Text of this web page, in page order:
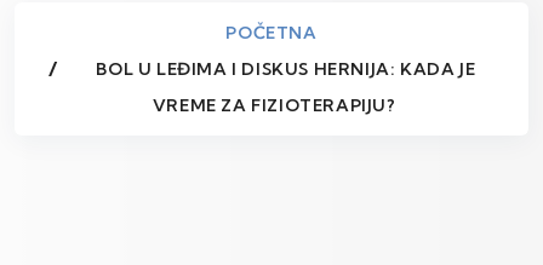
POČETNA
BOL U LEĐIMA I DISKUS HERNIJA: KADA JE
VREME ZA FIZIOTERAPIJU?